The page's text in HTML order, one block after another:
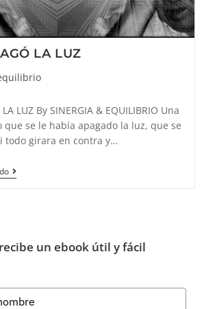
LA LUZ
LA LUZ By SINERGIA & EQUILIBRIO Una
que se le había apagado la luz, que se
todo girara en contra y…
SE
ME
un ebook útil y fácil